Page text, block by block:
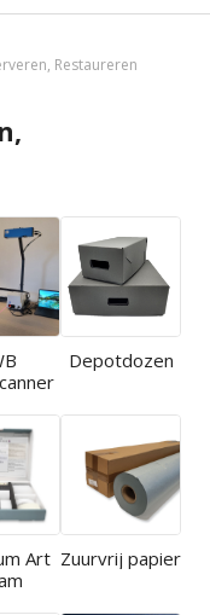
Restaureren
Depotdozen
Art Zuurvrij papier